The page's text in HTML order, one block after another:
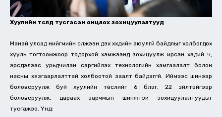
Хуулийн төсөлд тусгасан онцлох зохицуулалтууд
Манай улсад нийгмийн сүлжээн дэх хүүхдийн аюулгүй байдлыг холбогдох
хууль тогтоомжоор тодорхой хэмжээнд зохицуулж ирсэн хэдий ч,
эрсдэлээс урьдчилан сэргийлэх технологийн хамгаалалт болон
насны хязгаарлалттай холбоотой заалт байдаггүй. Иймээс шинээр
боловсруулж буй хуулийн төслийг 6 бүлэг, 22 зүйлтэйгээр
боловсруулж, дараах зарчмын шинжтэй зохицуулалтуудыг
тусгажээ. Үүнд: